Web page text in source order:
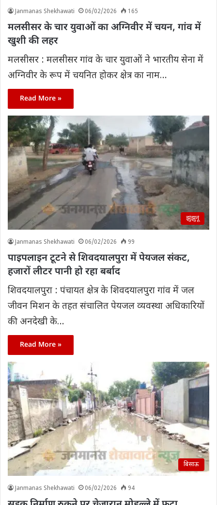
Janmanas Shekhawati 06/02/2026 165
मलसीसर के चार युवाओं का अग्निवीर में चयन, गांव में
खुशी की लहर
मलसीसर : मलसीसर गांव के चार युवाओं ने भारतीय सेना में
अग्निवीर के रूप में चयनित होकर क्षेत्र का नाम…
Read More »
झुंझुनूं
Janmanas Shekhawati 06/02/2026 99
पाइपलाइन टूटने से शिवदयालपुरा में पेयजल संकट,
हजारों लीटर पानी हो रहा बर्बाद
शिवदयालपुरा : पंचायत क्षेत्र के शिवदयालपुरा गांव में जल
जीवन मिशन के तहत संचालित पेयजल व्यवस्था अधिकारियों
की अनदेखी के…
Read More »
बिसाऊ
Janmanas Shekhawati 06/02/2026 94